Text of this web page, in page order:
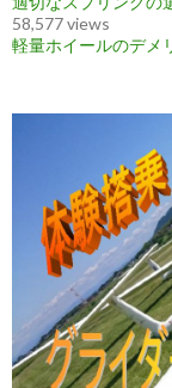
58,577 views
軽量ホイールのデ